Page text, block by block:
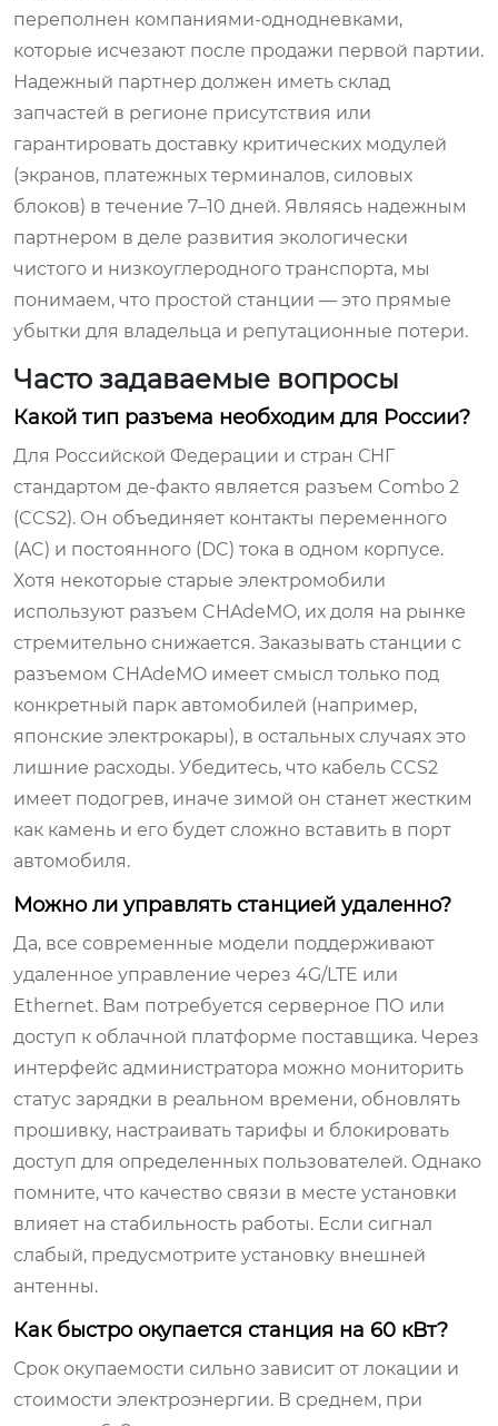
переполнен компаниями-однодневками,
которые исчезают после продажи первой партии.
Надежный партнер должен иметь склад
запчастей в регионе присутствия или
гарантировать доставку критических модулей
(экранов, платежных терминалов, силовых
блоков) в течение 7–10 дней. Являясь надежным
партнером в деле развития экологически
чистого и низкоуглеродного транспорта, мы
понимаем, что простой станции — это прямые
убытки для владельца и репутационные потери.
Часто задаваемые вопросы
Какой тип разъема необходим для России?
Для Российской Федерации и стран СНГ
стандартом де-факто является разъем Combo 2
(CCS2). Он объединяет контакты переменного
(AC) и постоянного (DC) тока в одном корпусе.
Хотя некоторые старые электромобили
используют разъем CHAdeMO, их доля на рынке
стремительно снижается. Заказывать станции с
разъемом CHAdeMO имеет смысл только под
конкретный парк автомобилей (например,
японские электрокары), в остальных случаях это
лишние расходы. Убедитесь, что кабель CCS2
имеет подогрев, иначе зимой он станет жестким
как камень и его будет сложно вставить в порт
автомобиля.
Можно ли управлять станцией удаленно?
Да, все современные модели поддерживают
удаленное управление через 4G/LTE или
Ethernet. Вам потребуется серверное ПО или
доступ к облачной платформе поставщика. Через
интерфейс администратора можно мониторить
статус зарядки в реальном времени, обновлять
прошивку, настраивать тарифы и блокировать
доступ для определенных пользователей. Однако
помните, что качество связи в месте установки
влияет на стабильность работы. Если сигнал
слабый, предусмотрите установку внешней
антенны.
Как быстро окупается станция на 60 кВт?
Срок окупаемости сильно зависит от локации и
стоимости электроэнергии. В среднем, при